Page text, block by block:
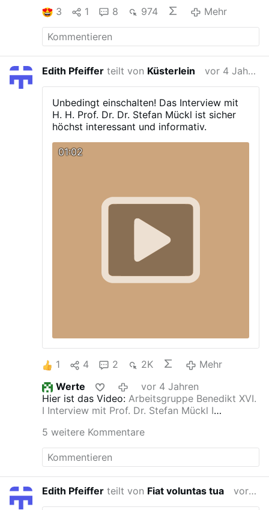
3 1 8 974 Mehr
Edith Pfeiffer teilt von Küsterlein vor 4 Jahren
Unbedingt einschalten! Das Interview mit
H. H. Prof. Dr. Dr. Stefan Mückl ist sicher
höchst interessant und informativ.
01:02
1 4 2 2K
Mehr
Werte
vor 4 Jahren
Hier ist das Video:Arbeitsgruppe Benedikt XVI.
I Interview mit Prof. Dr. Stefan Mückl I
5 weitere Kommentare
Edith Pfeiffer teilt von Fiat voluntas tua vor 4 Jahren